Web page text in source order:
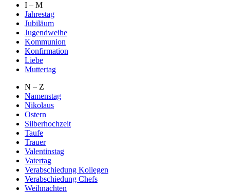
I – M
Jahrestag
Jubiläum
Jugendweihe
Kommunion
Konfirmation
Liebe
Muttertag
N – Z
Namenstag
Nikolaus
Ostern
Silberhochzeit
Taufe
Trauer
Valentinstag
Vatertag
Verabschiedung Kollegen
Verabschiedung Chefs
Weihnachten